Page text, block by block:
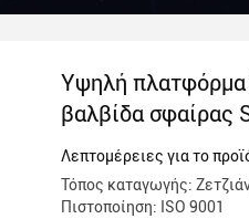
Υψηλή πλατφόρμα
βαλβίδα σφαίρας
32.0MPa
Λεπτομέρειες για το
Τόπος καταγωγής:
Πιστοποίηση: ISO 9001